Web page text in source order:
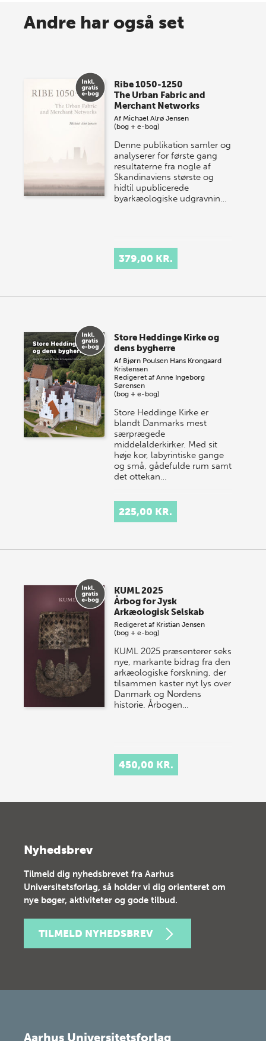
Spar op til 70% til sommer-
store sommer-lagersalg, så sæt kryds i kalenderen
onsdag den 10. j…
Andre har også set
Ribe 1050-1250
The Urban Fabric and
Merchant Networks
Af Michael Alrø Jensen
(bog + e-bog)
Denne publikation samler og
analyserer for første gang
resultaterne fra nogle af
Skandinaviens største og
hidtil upublicerede
byarkæologiske udgravnin…
379,00 KR.
Store Heddinge Kirke og
dens bygherre
Af Bjørn Poulsen Hans Krongaard
Kristensen
Redigeret afAnne Ingeborg
Sørensen
(bog + e-bog)
Store Heddinge Kirke er
blandt Danmarks mest
særprægede
middelalderkirker. Med sit
høje kor, labyrintiske gange
og små, gådefulde rum samt
det ottekan…
225,00 KR.
KUML 2025
Årbog for Jysk
Arkæologisk Selskab
Redigeret af Kristian Jensen
(bog + e-bog)
KUML 2025 præsenterer seks
nye, markante bidrag fra den
arkæologiske forskning, der
tilsammen kaster nyt lys over
Danmark og Nordens
historie. Årbogen…
450,00 KR.
Nyhedsbrev
Tilmeld dig nyhedsbrevet fra Aarhus
Universitetsforlag, så holder vi dig orienteret om
nye bøger, aktiviteter og gode tilbud.
TILMELD NYHEDSBREV
Aarhus Universitetsforlag